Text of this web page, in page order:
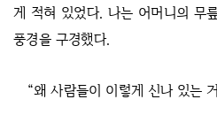
게 적혀 있었다. 나는 어머니의 무
풍경을 구경했다.
“왜 사람들이 이렇게 신나 있는